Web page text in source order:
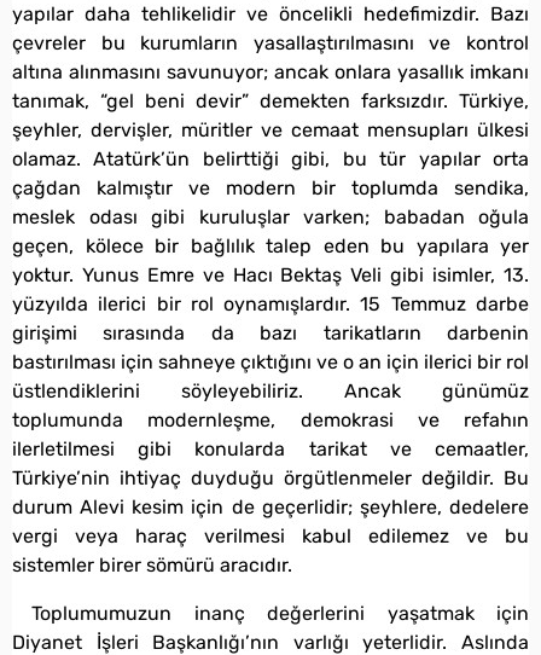
yapılar daha tehlikelidir ve öncelikli hedefimizdir. Bazı
çevreler bu kurumların yasallaştırılmasını ve kontrol
altına alınmasını savunuyor; ancak onlara yasallık imkanı
tanımak, “gel beni devir” demekten farksızdır. Türkiye,
şeyhler, dervişler, müritler ve cemaat mensupları ülkesi
olamaz. Atatürk’ün belirttiği gibi, bu tür yapılar orta
çağdan kalmıştır ve modern bir toplumda sendika,
meslek odası gibi kuruluşlar varken; babadan oğula
geçen, kölece bir bağlılık talep eden bu yapılara yer
yoktur. Yunus Emre ve Hacı Bektaş Veli gibi isimler, 13.
yüzyılda ilerici bir rol oynamışlardır. 15 Temmuz darbe
girişimi sırasında da bazı tarikatların darbenin
bastırılması için sahneye çıktığını ve o an için ilerici bir rol
üstlendiklerini söyleyebiliriz. Ancak günümüz
toplumunda modernleşme, demokrasi ve refahın
ilerletilmesi gibi konularda tarikat ve cemaatler,
Türkiye’nin ihtiyaç duyduğu örgütlenmeler değildir. Bu
durum Alevi kesim için de geçerlidir; şeyhlere, dedelere
vergi veya haraç verilmesi kabul edilemez ve bu
sistemler birer sömürü aracıdır.
Toplumumuzun inanç değerlerini yaşatmak için
Diyanet İşleri Başkanlığı’nın varlığı yeterlidir. Aslında